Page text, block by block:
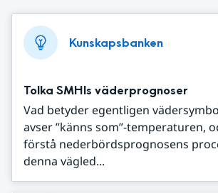
Kunskapsbanken
Tolka SMHIs väderprognoser
Vad betyder egentligen
avser ”känns som”-temperaturen,
förstå nederbördsprognosens
denna vägled...